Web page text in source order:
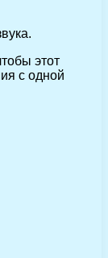
этот
с одной